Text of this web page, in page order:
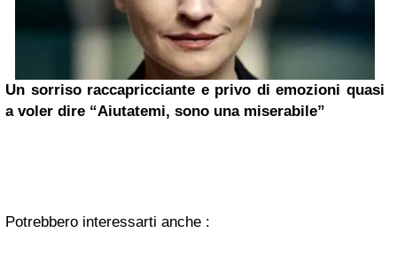
Un sorriso raccapricciante e privo di emozioni quasi
a voler dire “Aiutatemi, sono una miserabile”
Potrebbero interessarti anche :